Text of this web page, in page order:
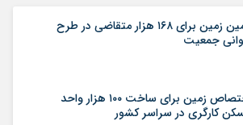
تامین زمین برای ۱۶۸ هزار متقاضی در طرح
جمعیت
اختصاص زمین برای ساخت ۱۰۰ هزار واحد
کارگری در سراسر کشور